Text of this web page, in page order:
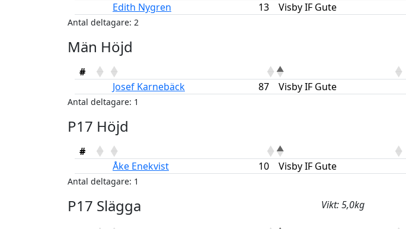
Edith Nygren 13 Visby IF Gute
Antal deltagare: 2
Män Höjd
#
Josef Karnebäck 87 Visby IF Gute
Antal deltagare: 1
P17 Höjd
#
Åke Enekvist 10 Visby IF Gute
Antal deltagare: 1
P17 Slägga Vikt: 5,0kg